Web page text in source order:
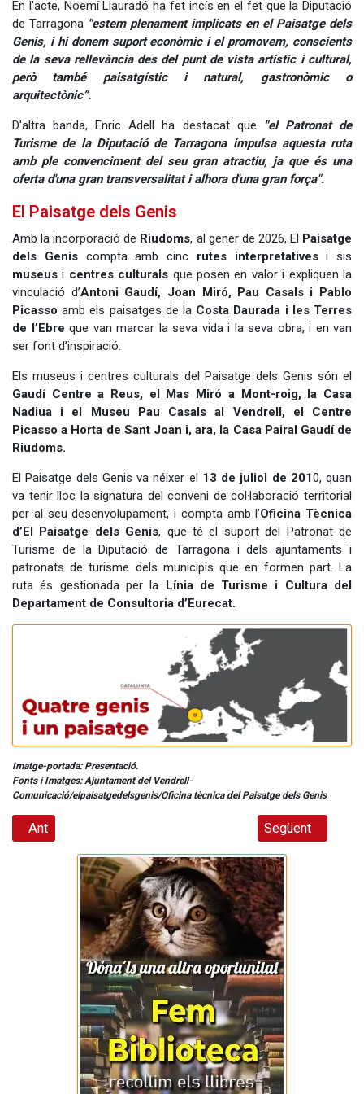
En l'acte, Noemí Llauradó ha fet incís en el fet que la Diputació
de Tarragona "estem plenament implicats en el Paisatge dels
Genis, i hi donem suport econòmic i el promovem, conscients
de la seva rellevància des del punt de vista artístic i cultural,
però també paisatgístic i natural, gastronòmic o
arquitectònic”.
D'altra banda, Enric Adell ha destacat que
"el Patronat de
Turisme de la Diputació de Tarragona impulsa aquesta ruta
amb ple convenciment del seu gran atractiu, ja que és una
oferta d'una gran transversalitat i alhora d'una gran força".
El Paisatge dels Genis
Amb la incorporació de Riudoms, al gener de 2026, El Paisatge
dels Geniscompta amb cinc rutes interpretativesi sis
museus i centres culturals que posen en valor i expliquen la
vinculació d’Antoni Gaudí, Joan Miró, Pau Casals i Pablo
Picasso amb els paisatges de la Costa Daurada i les Terres
de l’Ebre que van marcar la seva vida i la seva obra, i en van
ser font d’inspiració.
Els museus i centres culturals del Paisatge dels Genis són el
Gaudí Centre a Reus, el Mas Miró a Mont-roig, la Casa
Nadiua i el Museu Pau Casals al Vendrell, el Centre
Picasso a Horta de Sant Joan i, ara, la Casa Pairal Gaudí de
Riudoms.
El Paisatge dels Genis va néixer el 13 de juliol de 2010, quan
va tenir lloc la signatura del conveni de col·laboració territorial
per al seu desenvolupament, i compta amb l’Oficina Tècnica
d’El Paisatge dels Genis, que té el suport del Patronat de
Turisme de la Diputació de Tarragona i dels ajuntaments i
patronats de turisme dels municipis que en formen part. La
ruta és gestionada per la Línia de Turisme i Cultura del
Departament de Consultoria d’Eurecat.
Imatge-portada: Presentació.
Fonts i Imatges: Ajuntament del Vendrell-
Comunicació/elpaisatgedelsgenis/Oficina tècnica del Paisatge dels Genis
Article anterior: El drac de Gaudí se submergeix a
Ant Article següent:
Següent